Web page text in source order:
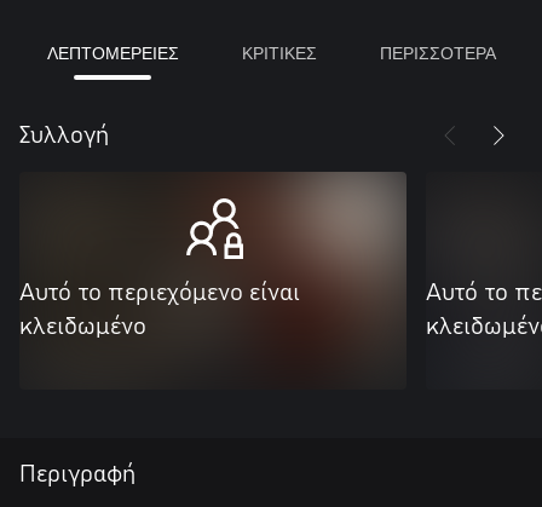
ΛΕΠΤΟΜΕΡΕΙΕΣ ΚΡΙΤΙΚΕΣ ΠΕΡΙΣΣΟΤΕΡΑ
Συλλογή
Αυτό το περιεχόμενο είναι
κλειδωμένο
Αυτό το
Περιγραφή